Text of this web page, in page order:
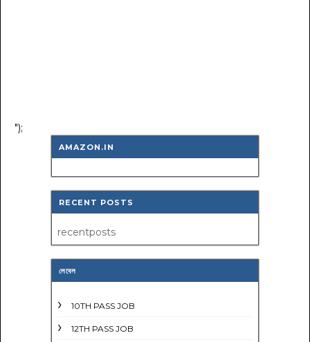
");
AMAZON.IN
RECENT POSTS
recentposts
লেবেল
10TH PASS JOB
12TH PASS JOB